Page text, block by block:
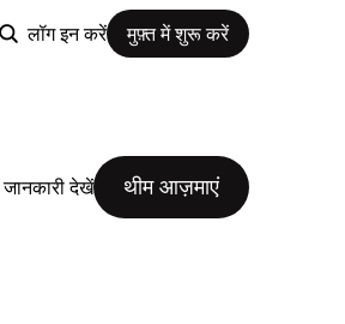
लॉग इन करें मुफ़्त में शुरू करें
जानकारी देखें थीम आज़माएं